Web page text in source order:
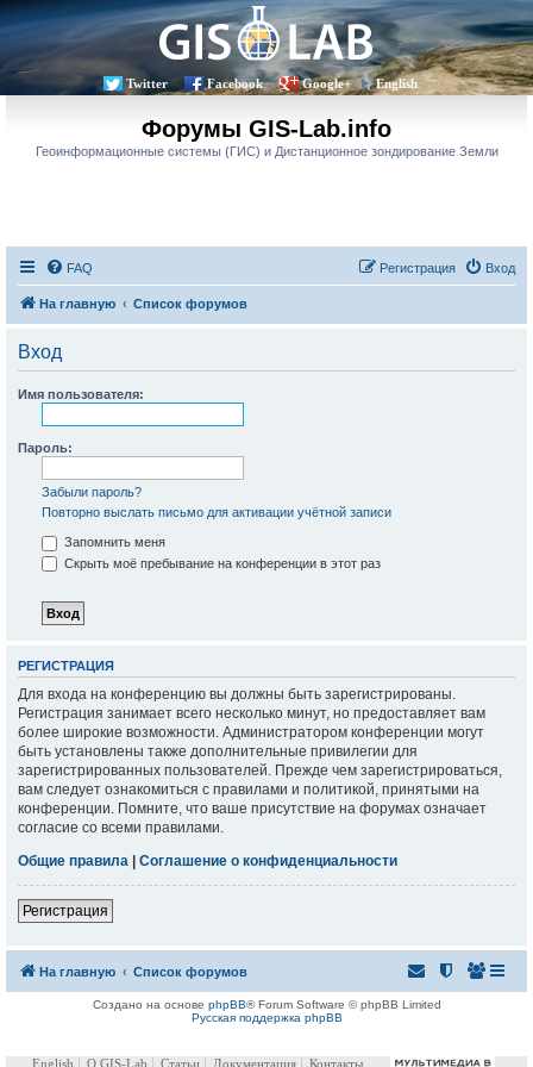
Twitter Facebook Google+ English
Форумы GIS-Lab.info
Геоинформационные системы (ГИС) и Дистанционное зондирование Земли
FAQ Вход
Регистрация
На главную Список форумов
Вход
Имя пользователя:
Пароль:
Забыли пароль?
Повторно выслать письмо для активации учётной записи
Запомнить меня
Скрыть моё пребывание на конференции в этот раз
РЕГИСТРАЦИЯ
Для входа на конференцию вы должны быть зарегистрированы.
Регистрация занимает всего несколько минут, но предоставляет вам
более широкие возможности. Администратором конференции могут
быть установлены также дополнительные привилегии для
зарегистрированных пользователей. Прежде чем зарегистрироваться,
вам следует ознакомиться с правилами и политикой, принятыми на
конференции. Помните, что ваше присутствие на форумах означает
согласие со всеми правилами.
Общие правила | Соглашение о конфиденциальности
Регистрация
На главную Список форумов
Создано на основе phpBB® Forum Software © phpBB Limited
Русская поддержка phpBB
English О GIS-Lab Статьи Документация Контакты